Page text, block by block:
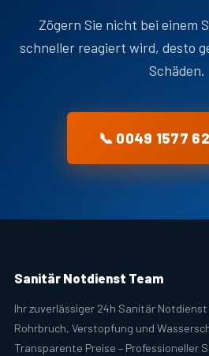
Zögern Sie nicht bei einem
schneller reagiert wird, desto
Schäden.
📞 0049 1577
Sanitär Notdienst Team
Ihr zuverlässiger 24h Sanitär
Rohrbruch, Verstopfung und
Transparente Preise – Professioneller